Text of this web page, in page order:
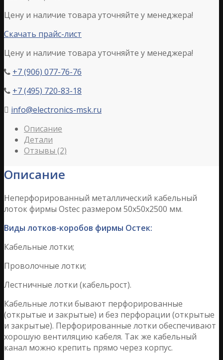
Цену и наличие товара уточняйте у менеджера!
Скачать прайс-лист
Цену и наличие товара уточняйте у менеджера!
 +7 (906) 077-76-76
 +7 (495) 720-83-18
 info@electronics-msk.ru
Описание
Детали
Отзывы (2)
Описание
Неперфорированный металлический кабельный
лоток фирмы Ostec размером 50х50х2500 мм.
Виды лотков-коробов фирмы Остек:
Кабельные лотки;
Проволочные лотки;
Лестничные лотки (кабельрост).
Кабельные лотки бывают перфорированные
(открытые и закрытые) и без перфорации (открытые
и закрытые). Перфорированные лотки обеспечивают
хорошую вентиляцию кабеля. Так же кабельный
канал можно крепить прямо через корпус.